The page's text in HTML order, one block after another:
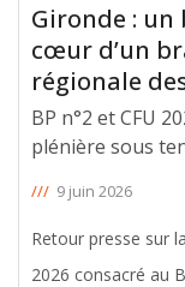
Gironde :
cœur d’un
régionale
BP n°2 et CFU
plénière sous
/// 9 juin 2026
Retour presse sur
2026 consacré au